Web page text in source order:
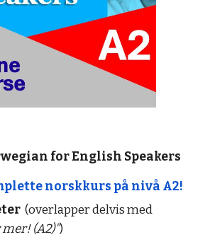
for English Speakers
norskkurs på nivå A2!
(overlapper delvis med
(A2)")